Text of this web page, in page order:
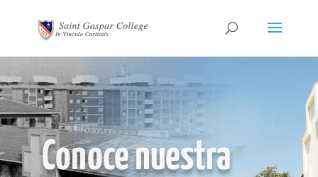
Conoce nuestra